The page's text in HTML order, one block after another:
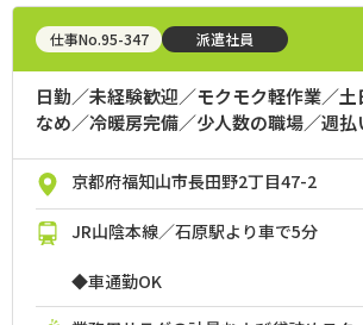
仕事No.95-347 派遣社員
日勤／未経験歓迎／モクモク軽作業／
なめ／冷暖房完備／少人数の職場／週払
京都府福知山市長田野2丁目47-2
JR山陰本線／石原駅より車で5分
◆車通勤OK